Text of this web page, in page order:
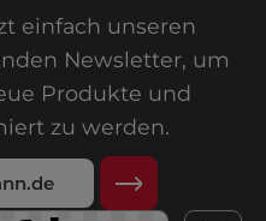
einfach unseren
Newsletter, um
Produkte und
zu werden.